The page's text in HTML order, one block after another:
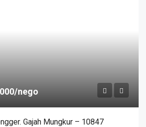
nego
Gajah Mungkur – 10847